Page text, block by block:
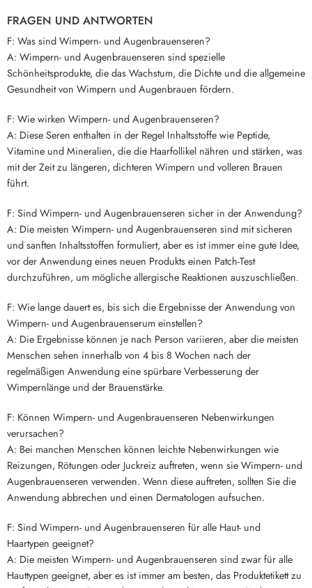
FRAGEN UND ANTWORTEN
F: Was sind Wimpern- und Augenbrauenseren?
A: Wimpern- und Augenbrauenseren sind spezielle
Schönheitsprodukte, die das Wachstum, die Dichte und die allgemeine
Gesundheit von Wimpern und Augenbrauen fördern.
F: Wie wirken Wimpern- und Augenbrauenseren?
A: Diese Seren enthalten in der Regel Inhaltsstoffe wie Peptide,
Vitamine und Mineralien, die die Haarfollikel nähren und stärken, was
mit der Zeit zu längeren, dichteren Wimpern und volleren Brauen
führt.
F: Sind Wimpern- und Augenbrauenseren sicher in der Anwendung?
A: Die meisten Wimpern- und Augenbrauenseren sind mit sicheren
und sanften Inhaltsstoffen formuliert, aber es ist immer eine gute Idee,
vor der Anwendung eines neuen Produkts einen Patch-Test
durchzuführen, um mögliche allergische Reaktionen auszuschließen.
F: Wie lange dauert es, bis sich die Ergebnisse der Anwendung von
Wimpern- und Augenbrauenserum einstellen?
A: Die Ergebnisse können je nach Person variieren, aber die meisten
Menschen sehen innerhalb von 4 bis 8 Wochen nach der
regelmäßigen Anwendung eine spürbare Verbesserung der
Wimpernlänge und der Brauenstärke.
F: Können Wimpern- und Augenbrauenseren Nebenwirkungen
verursachen?
A: Bei manchen Menschen können leichte Nebenwirkungen wie
Reizungen, Rötungen oder Juckreiz auftreten, wenn sie Wimpern- und
Augenbrauenseren verwenden. Wenn diese auftreten, sollten Sie die
Anwendung abbrechen und einen Dermatologen aufsuchen.
F: Sind Wimpern- und Augenbrauenseren für alle Haut- und
Haartypen geeignet?
A: Die meisten Wimpern- und Augenbrauenseren sind zwar für alle
Hauttypen geeignet, aber es ist immer am besten, das Produktetikett zu